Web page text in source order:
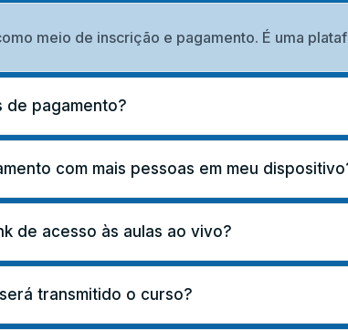
meio de inscrição e pagamento. É uma
de pagamento?
com mais pessoas em meu
de acesso às aulas ao vivo?
transmitido o curso?